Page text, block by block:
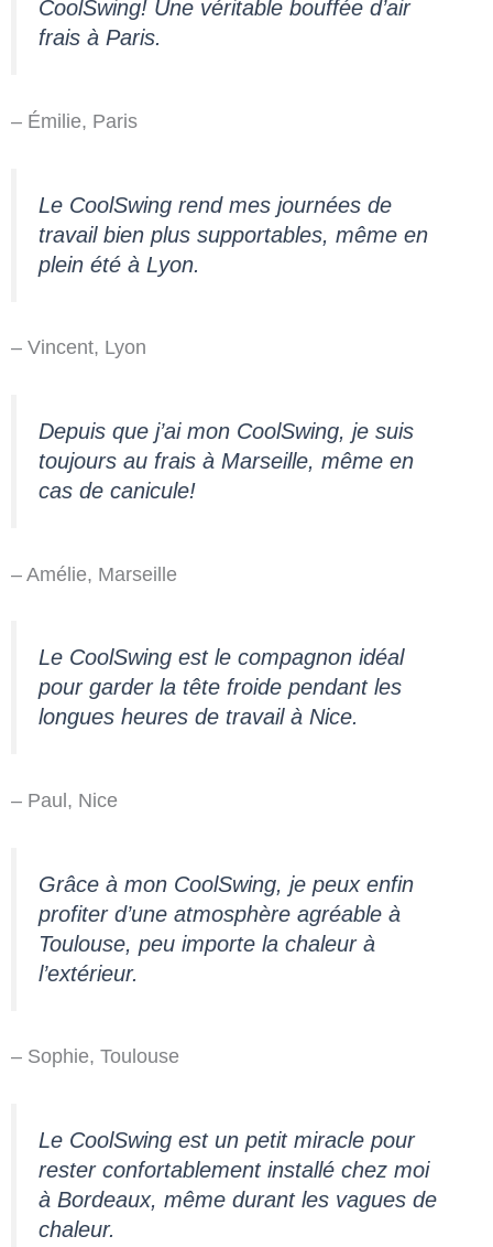
CoolSwing! Une véritable bouffée d’air
frais à Paris.
– Émilie, Paris
Le CoolSwing rend mes journées de
travail bien plus supportables, même en
plein été à Lyon.
– Vincent, Lyon
Depuis que j’ai mon CoolSwing, je suis
toujours au frais à Marseille, même en
cas de canicule!
– Amélie, Marseille
Le CoolSwing est le compagnon idéal
pour garder la tête froide pendant les
longues heures de travail à Nice.
– Paul, Nice
Grâce à mon CoolSwing, je peux enfin
profiter d’une atmosphère agréable à
Toulouse, peu importe la chaleur à
l’extérieur.
– Sophie, Toulouse
Le CoolSwing est un petit miracle pour
rester confortablement installé chez moi
à Bordeaux, même durant les vagues de
chaleur.